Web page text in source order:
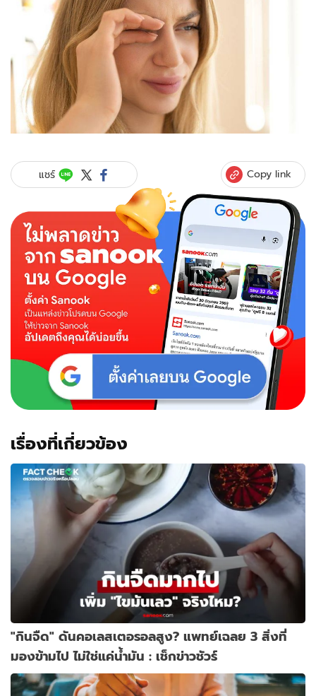
แชร์ Copy link
เรื่องที่เกี่ยวข้อง
"กินจืด" ดันคอเลสเตอรอลสูง? แพทย์เฉลย 3 สิ่งที่
มองข้ามไป ไม่ใช่แค่น้ำมัน : เช็กข่าวชัวร์